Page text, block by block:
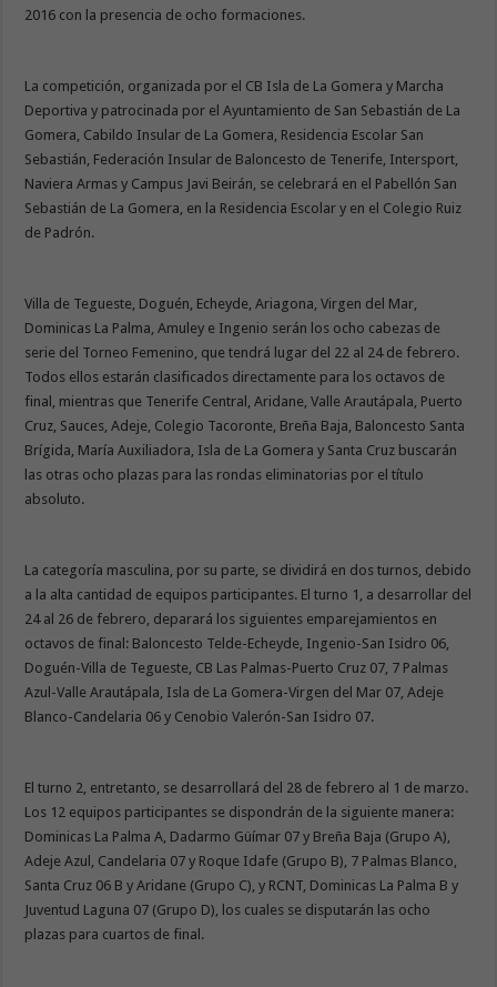
2016 con la presencia de ocho formaciones.
La competición, organizada por el CB Isla de La Gomera y Marcha
Deportiva y patrocinada por el Ayuntamiento de San Sebastián de La
Gomera, Cabildo Insular de La Gomera, Residencia Escolar San
Sebastián, Federación Insular de Baloncesto de Tenerife, Intersport,
Naviera Armas y Campus Javi Beirán, se celebrará en el Pabellón San
Sebastián de La Gomera, en la Residencia Escolar y en el Colegio Ruiz
de Padrón.
Villa de Tegueste, Doguén, Echeyde, Ariagona, Virgen del Mar,
Dominicas La Palma, Amuley e Ingenio serán los ocho cabezas de
serie del Torneo Femenino, que tendrá lugar del 22 al 24 de febrero.
Todos ellos estarán clasificados directamente para los octavos de
final, mientras que Tenerife Central, Aridane, Valle Arautápala, Puerto
Cruz, Sauces, Adeje, Colegio Tacoronte, Breña Baja, Baloncesto Santa
Brígida, María Auxiliadora, Isla de La Gomera y Santa Cruz buscarán
las otras ocho plazas para las rondas eliminatorias por el título
absoluto.
La categoría masculina, por su parte, se dividirá en dos turnos, debido
a la alta cantidad de equipos participantes. El turno 1, a desarrollar del
24 al 26 de febrero, deparará los siguientes emparejamientos en
octavos de final: Baloncesto Telde-Echeyde, Ingenio-San Isidro 06,
Doguén-Villa de Tegueste, CB Las Palmas-Puerto Cruz 07, 7 Palmas
Azul-Valle Arautápala, Isla de La Gomera-Virgen del Mar 07, Adeje
Blanco-Candelaria 06 y Cenobio Valerón-San Isidro 07.
El turno 2, entretanto, se desarrollará del 28 de febrero al 1 de marzo.
Los 12 equipos participantes se dispondrán de la siguiente manera:
Dominicas La Palma A, Dadarmo Güímar 07 y Breña Baja (Grupo A),
Adeje Azul, Candelaria 07 y Roque Idafe (Grupo B), 7 Palmas Blanco,
Santa Cruz 06 B y Aridane (Grupo C), y RCNT, Dominicas La Palma B y
Juventud Laguna 07 (Grupo D), los cuales se disputarán las ocho
plazas para cuartos de final.